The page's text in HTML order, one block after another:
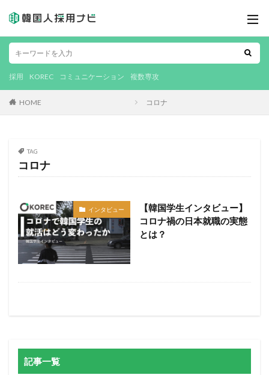
採用 KOREC コミュニケーション 複数専攻
HOME コロナ
TAG
コロナ
インタビュー
【韓国学生インタビュー】
コロナ禍の日本就職の実態
とは？
記事一覧